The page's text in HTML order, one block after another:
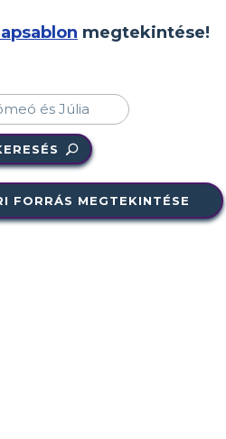
megtekintése!
FORRÁS MEGTEKINTÉSE